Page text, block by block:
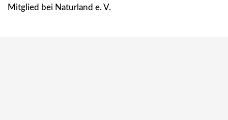
Mitglied bei Naturland e. V.